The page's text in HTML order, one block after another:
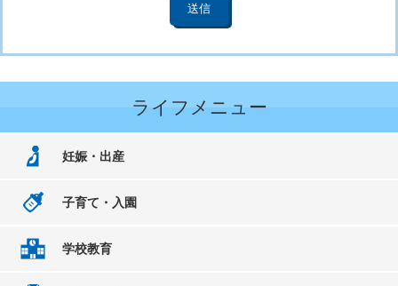
ライフメニュー
妊娠・出産
子育て・入園
学校教育